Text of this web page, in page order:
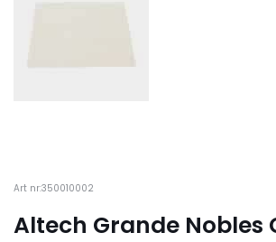
Art nr:350010002
Altech Grande Nobles